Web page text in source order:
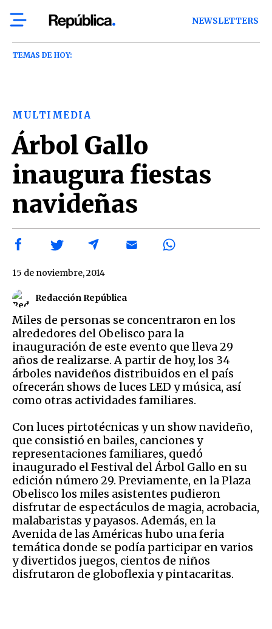
NEWSLETTERS
TEMAS DE HOY:
MULTIMEDIA
Árbol Gallo
inaugura fiestas
navideñas
Redacción República
15 de noviembre, 2014
Miles de personas se concentraron en los
alrededores del Obelisco para la
inauguración de este evento que lleva 29
años de realizarse. A partir de hoy, los 34
árboles navideños distribuidos en el país
ofrecerán shows de luces LED y música, así
como otras actividades familiares.
Con luces pirtotécnicas y un show navideño,
que consistió en bailes, canciones y
representaciones familiares, quedó
inaugurado el Festival del Árbol Gallo en su
edición número 29. Previamente, en la Plaza
Obelisco los miles asistentes pudieron
disfrutar de espectáculos de magia, acrobacia,
malabaristas y payasos. Además, en la
Avenida de las Américas hubo una feria
temática donde se podía participar en varios
y divertidos juegos, cientos de niños
disfrutaron de globoflexia y pintacaritas.